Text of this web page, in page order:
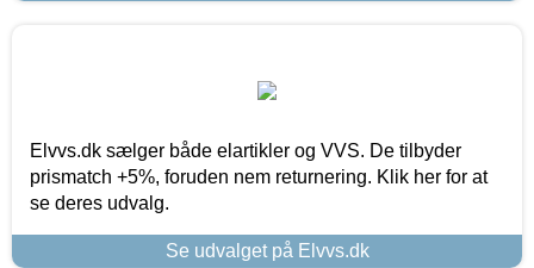
Elvvs.dk sælger både elartikler og VVS. De tilbyder
prismatch +5%, foruden nem returnering. Klik her for at
se deres udvalg.
Se udvalget på Elvvs.dk